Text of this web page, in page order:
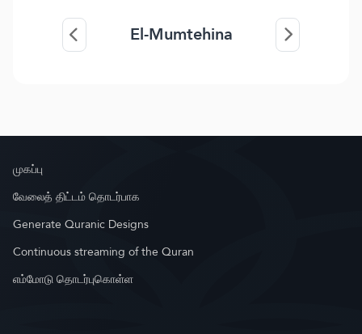
El-Mumtehina
முகப்பு
வேலைத் திட்டம் தொடர்பாக
Generate Quranic Designs
Continuous streaming of the Quran
எம்மோடு தொடர்புகொள்ள